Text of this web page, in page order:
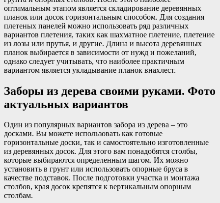
оптимальным этапом является складирование деревянных
планок или досок горизонтальным способом. Для создания
плетеных панелей можно использовать ряд различных
вариантов плетения, таких как шахматное плетение, плетение
из лозы или прутья, и другие. Длина и высота деревянных
планок выбирается в зависимости от нужд и пожеланий,
однако следует учитывать, что наиболее практичным
вариантом является укладывание планок внахлест.
Заборы из дерева своими руками. Фото
актуальных вариантов
Один из популярных вариантов забора из дерева – это
досками. Вы можете использовать как готовые
горизонтальные доски, так и самостоятельно изготовленные
из деревянных досок. Для этого вам понадобятся столбы,
которые выбираются определенным шагом. Их можно
установить в грунт или использовать опорные бруса в
качестве подставок. После подготовки участка и монтажа
столбов, края досок крепятся к вертикальным опорным
столбам.